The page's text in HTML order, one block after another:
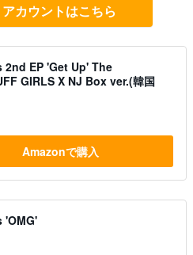
カウントはこちら
2nd EP 'Get Up' The
GIRLS X NJ Box ver.(韓国
Amazonで購入
'OMG'